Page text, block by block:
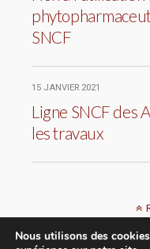
SNCF
15 JANVIER 2021
Ligne SNCF des
les travaux
Nous utilisons des